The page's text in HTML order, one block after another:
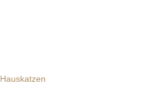
Hauskatzen